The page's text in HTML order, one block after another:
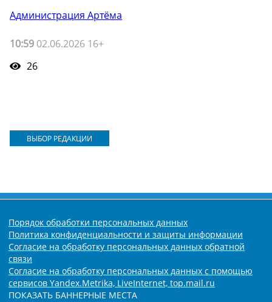
Администрация Артёма
10:59 02.06.2026 16+
26
ВЫБОР РЕДАКЦИИ
Порядок обработки персональных данных
Политика конфиденциальности и защиты информации
Согласие на обработку персональных данных обратной
связи
Согласие на обработку персональных данных с помощью
сервисов Yandex.Metrika, LiveInternet, top.mail.ru
ПОКАЗАТЬ БАННЕРНЫЕ МЕСТА